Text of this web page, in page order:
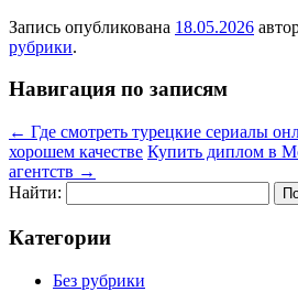
Запись опубликована 18.05.2026
рубрики.
Навигация по записям
← Где смотреть турецкие сериалы
хорошем качестве Купить диплом в
агентств →
Найти:
Категории
Без рубрики